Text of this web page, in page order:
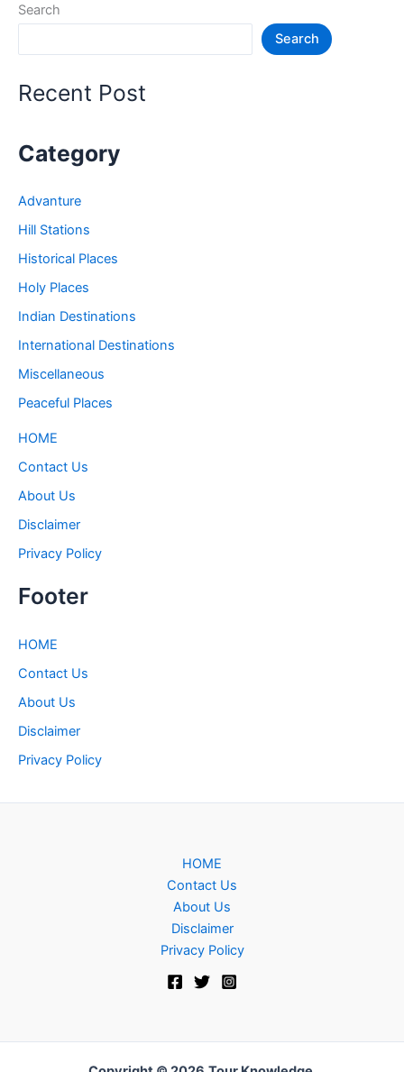
जगह
Places
Search
Search
Recent Post
Category
Advanture
Hill Stations
Historical Places
Holy Places
Indian Destinations
International Destinations
Miscellaneous
Peaceful Places
HOME
Contact Us
About Us
Disclaimer
Privacy Policy
Footer
HOME
Contact Us
About Us
Disclaimer
Privacy Policy
HOME
Contact Us
About Us
Disclaimer
Privacy Policy